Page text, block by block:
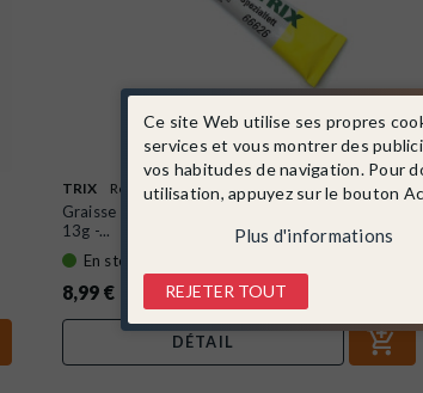
TRIX Ref. 66626
Graisse spéciale pour engrenages et vis sans fin
13g -...
En stock !
8,99 €
DÉTAIL
Ce site Web utilise ses propres
services et vous montrer des
vos habitudes de navigation. Pour
utilisation, appuyez sur le bouton
Plus d'informations
REJETER TOUT